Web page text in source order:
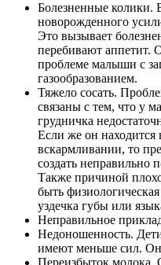
Болезненные колики.
новорожденного
Это вызывает
перебивают аппетит.
проблеме малыши с
газообразованием.
Тяжело сосать.
связаны с тем, что у
грудничка
Если же он находится
вскармливании, то
создать неправильно
Также причиной
быть
уздечка губы или
Неправильное
Недоношенность.
имеют меньше сил.